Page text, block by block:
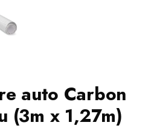
auto Carbon
(3m x 1,27m)